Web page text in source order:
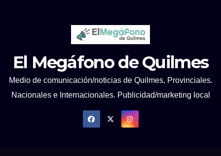
El Megáfono de Quilmes
Medio de comunicación/noticias de Quilmes, Provinciales.
Nacionales e Internacionales. Publicidad/marketing local